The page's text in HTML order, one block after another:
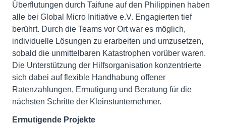
Überflutungen durch Taifune auf den Philippinen haben
alle bei Global Micro Initiative e.V. Engagierten tief
berührt. Durch die Teams vor Ort war es möglich,
individuelle Lösungen zu erarbeiten und umzusetzen,
sobald die unmittelbaren Katastrophen vorüber waren.
Die Unterstützung der Hilfsorganisation konzentrierte
sich dabei auf flexible Handhabung offener
Ratenzahlungen, Ermutigung und Beratung für die
nächsten Schritte der Kleinstunternehmer.
Ermutigende Projekte